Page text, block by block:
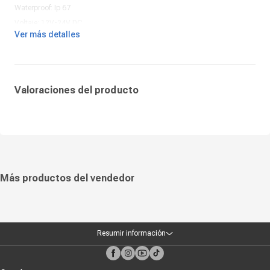
Waterproof: Ip 67
Ver más detalles
Valoraciones del producto
Más productos del vendedor
Resumir información